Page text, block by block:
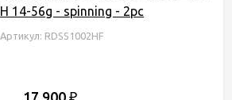
H 14-56g - spinning - 2pc
Артикул: RDSS1002HF
17 900 ₽